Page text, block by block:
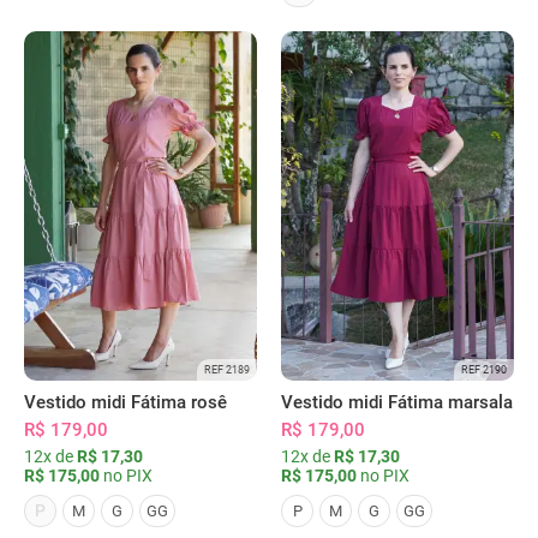
REF 2189
Vestido midi Fátima rosê
R$ 179,00
12x de R$ 17,30
R$ 175,00 no PIX
P
M G GG
REF 2190
Vestido midi Fátima marsala
R$ 179,00
12x de R$ 17,30
R$ 175,00 no PIX
P M G GG